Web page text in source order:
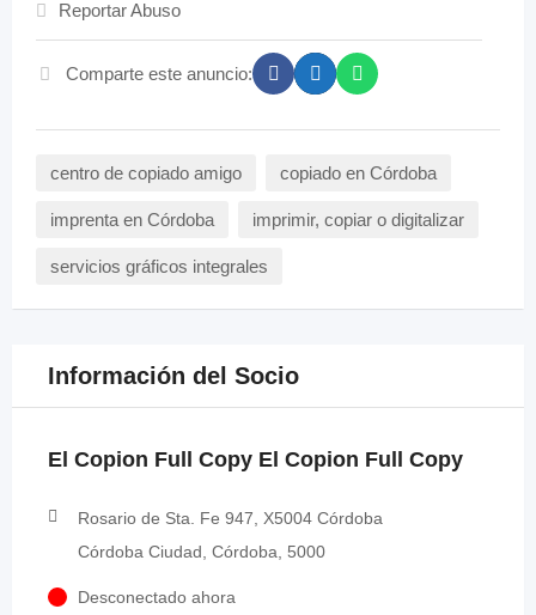
Reportar Abuso
Comparte este anuncio:
centro de copiado amigo copiado en Córdoba
imprenta en Córdoba imprimir, copiar o digitalizar
servicios gráficos integrales
Información del Socio
El Copion Full Copy El Copion Full Copy
Rosario de Sta. Fe 947, X5004 Córdoba
Córdoba Ciudad, Córdoba, 5000
Desconectado ahora